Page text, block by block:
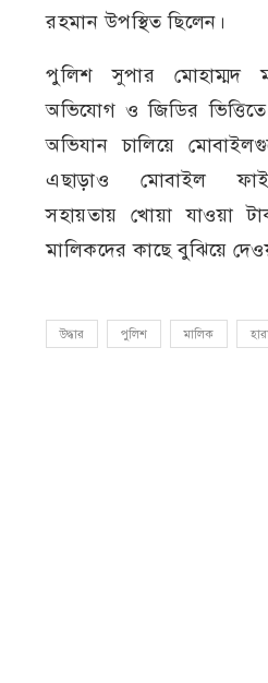
রহমান উপস্থিত ছিলেন।
পুলিশ সুপার মোহাম্মদ
অভিযোগ ও জিডির ভিত্তিতে
অভিযান চালিয়ে
এছাড়াও মোবাইল
সহায়তায় খোয়া যাওয়া
মালিকদের কাছে বুঝিয়ে
উদ্ধার পুলিশ মালিক